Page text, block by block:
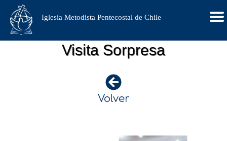
Iglesia Metodista Pentecostal de Chile
Visita Sorpresa
Volver